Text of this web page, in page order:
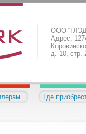
ООО
Адрес:
д. 10, стр.
Где